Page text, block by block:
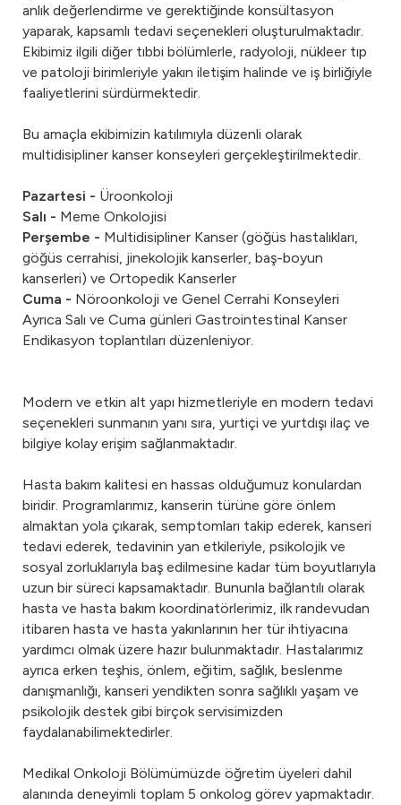
anlık değerlendirme ve gerektiğinde konsültasyon
yaparak, kapsamlı tedavi seçenekleri oluşturulmaktadır.
Ekibimiz ilgili diğer tıbbi bölümlerle, radyoloji, nükleer tıp
ve patoloji birimleriyle yakın iletişim halinde ve iş birliğiyle
faaliyetlerini sürdürmektedir.
Bu amaçla ekibimizin katılımıyla düzenli olarak
multidisipliner kanser konseyleri gerçekleştirilmektedir.
Pazartesi - Üroonkoloji
Salı - Meme Onkolojisi
Perşembe - Multidisipliner Kanser (göğüs hastalıkları,
göğüs cerrahisi, jinekolojik kanserler, baş-boyun
kanserleri) ve Ortopedik Kanserler
Cuma - Nöroonkoloji ve Genel Cerrahi Konseyleri
Ayrıca Salı ve Cuma günleri Gastrointestinal Kanser
Endikasyon toplantıları düzenleniyor.
Modern ve etkin alt yapı hizmetleriyle en modern tedavi
seçenekleri sunmanın yanı sıra, yurtiçi ve yurtdışı ilaç ve
bilgiye kolay erişim sağlanmaktadır.
Hasta bakım kalitesi en hassas olduğumuz konulardan
biridir. Programlarımız, kanserin türüne göre önlem
almaktan yola çıkarak, semptomları takip ederek, kanseri
tedavi ederek, tedavinin yan etkileriyle, psikolojik ve
sosyal zorluklarıyla baş edilmesine kadar tüm boyutlarıyla
uzun bir süreci kapsamaktadır. Bununla bağlantılı olarak
hasta ve hasta bakım koordinatörlerimiz, ilk randevudan
itibaren hasta ve hasta yakınlarının her tür ihtiyacına
yardımcı olmak üzere hazır bulunmaktadır. Hastalarımız
ayrıca erken teşhis, önlem, eğitim, sağlık, beslenme
danışmanlığı, kanseri yendikten sonra sağlıklı yaşam ve
psikolojik destek gibi birçok servisimizden
faydalanabilimektedirler.
Medikal Onkoloji Bölümümüzde öğretim üyeleri dahil
alanında deneyimli toplam 5 onkolog görev yapmaktadır.